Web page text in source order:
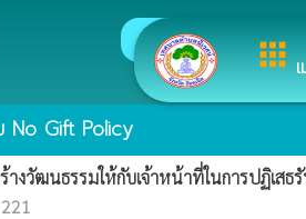
apps
ยินดีต้อนรั
No Gift Policy
างวัฒนธรรมให้กับเจ้าหน้าที่ในการปฏิ
221